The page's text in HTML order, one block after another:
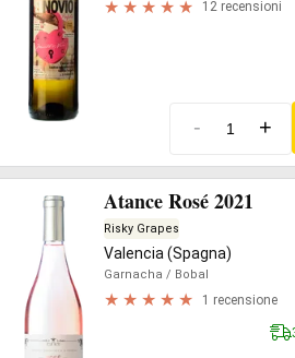
12 recensioni
- +
Atance Rosé 2021
Risky Grapes
Valencia (Spagna)
Garnacha / Bobal
1 recensione